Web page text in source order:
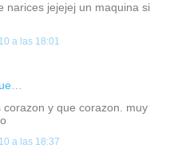
narices jejejej un maquina si
a las 18:01
corazon y que corazon. muy
a las 18:37